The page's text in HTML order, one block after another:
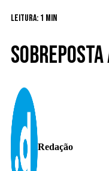
Leitura: 1 min
Redação